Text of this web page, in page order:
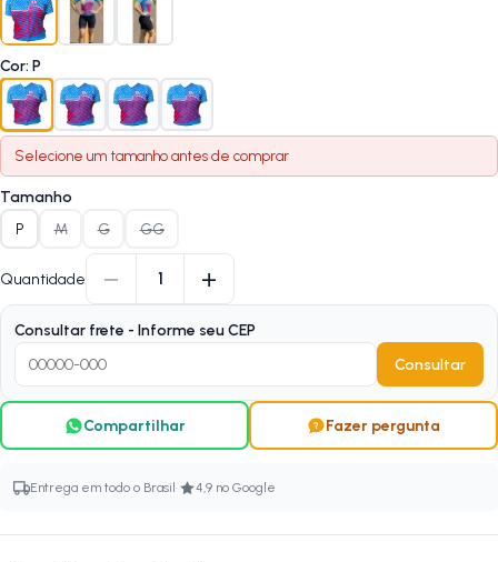
Cor: P
Selecione um tamanho antes de comprar
Tamanho
P
M G GG
Quantidade − 1 +
Consultar frete - Informe seu CEP
Consultar
Compartilhar Fazer pergunta
Entrega em todo o Brasil · 4,9 no Google